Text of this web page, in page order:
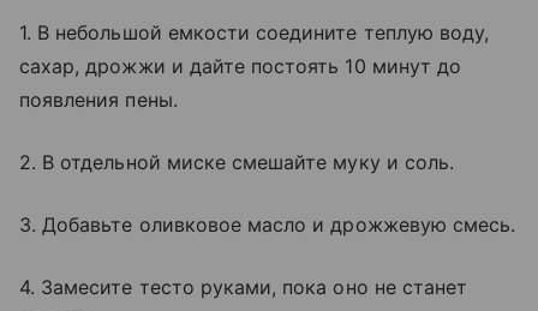
1. В небольшой емкости соедините теплую воду,
сахар, дрожжи и дайте постоять 10 минут до
появления пены.
2. В отдельной миске смешайте муку и соль.
3. Добавьте оливковое масло и дрожжевую смесь.
4. Замесите тесто руками, пока оно не станет